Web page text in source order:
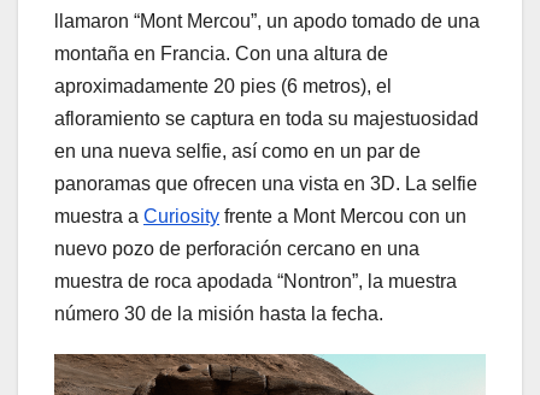
llamaron “Mont Mercou”, un apodo tomado de una
montaña en Francia. Con una altura de
aproximadamente 20 pies (6 metros), el
afloramiento se captura en toda su majestuosidad
en una nueva selfie, así como en un par de
panoramas que ofrecen una vista en 3D. La selfie
muestra a Curiosity frente a Mont Mercou con un
nuevo pozo de perforación cercano en una
muestra de roca apodada “Nontron”, la muestra
número 30 de la misión hasta la fecha.